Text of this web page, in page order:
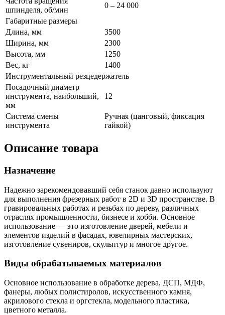
шпинделя, об/мин
0 – 24 000
Габаритные размеры
Длина, мм
3500
Ширина, мм
2300
Высота, мм
1250
Вес, кг
1400
Инструментальный резцедержатель
Посадочный диаметр
инструмента, наибольший,
мм
12
Система смены
инструмента
Ручная (цанговый, фиксация
гайкой)
Описание товара
Назначение
Надежно зарекомендовавший себя станок давно используют
для выполнения фрезерных работ в 2D и 3D пространстве. В
гравировальных работах и резьбах по дереву, различных
отраслях промышленности, бизнесе и хобби. Основное
использование — это изготовление дверей, мебели и
элементов изделий в фасадах, ювелирных мастерских,
изготовление сувениров, скульптур и многое другое.
Виды обрабатываемых материалов
Основное использование в обработке дерева, ДСП, МДФ,
фанеры, любых полистиролов, искусственного камня,
акрилового стекла и оргстекла, модельного пластика,
цветного металла.